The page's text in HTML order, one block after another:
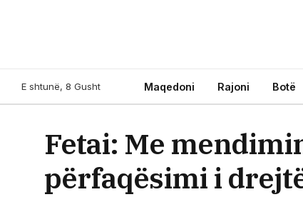
E shtunë, 8 Gusht Maqedoni Rajoni Botë
Fetai: Me
përfaqësimi i